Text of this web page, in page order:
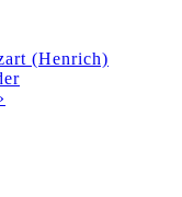
(Henrich)